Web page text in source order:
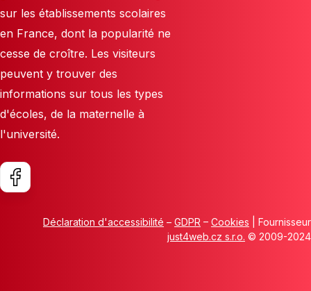
sur les établissements scolaires
en France, dont la popularité ne
cesse de croître. Les visiteurs
peuvent y trouver des
informations sur tous les types
d'écoles, de la maternelle à
l'université.
Déclaration d'accessibilité – GDPR – Cookies | Fournisseur
just4web.cz s.r.o. © 2009-2024